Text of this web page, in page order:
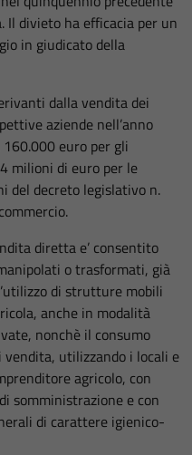
Il divieto ha efficacia per un
in giudicato della
dalla vendita dei
aziende nell’anno
euro per gli
milioni di euro per le
del decreto legislativo n.
diretta e’ consentito
o trasformati, già
di strutture mobili
anche in modalità
nonchè il consumo
utilizzando i locali e
agricolo, con
somministrazione e con
di carattere igienico-